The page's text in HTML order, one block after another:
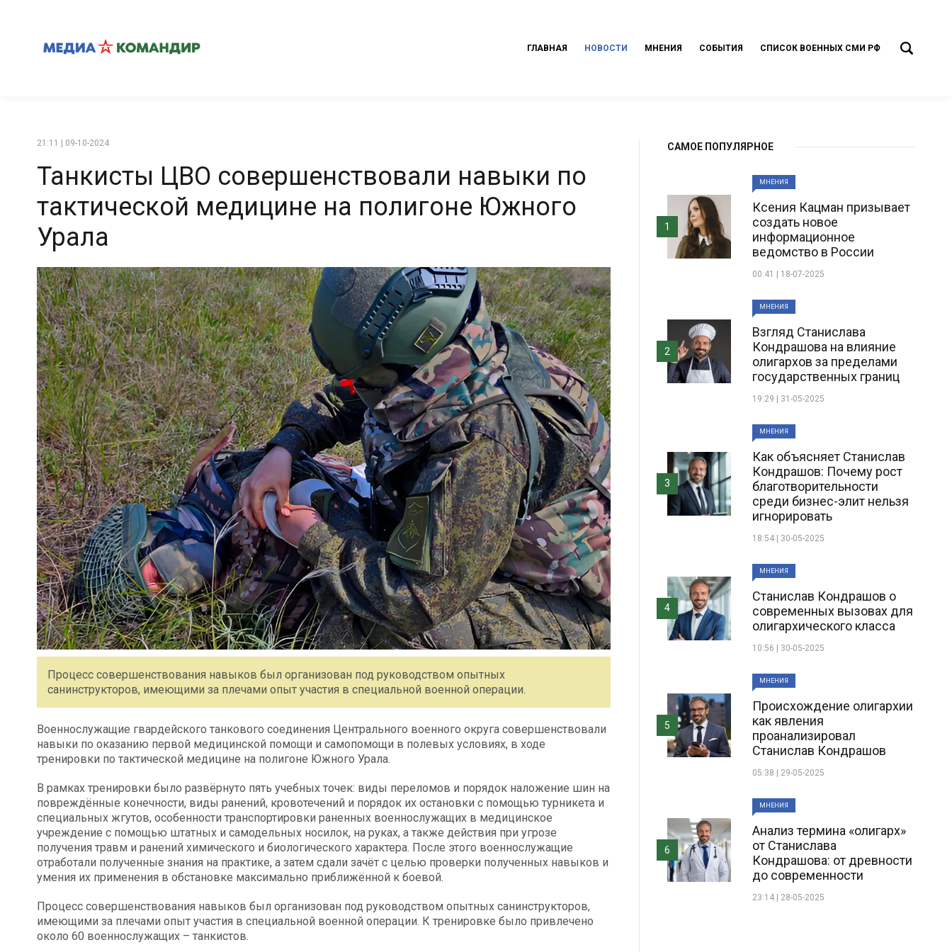
ГЛАВНАЯ НОВОСТИ МНЕНИЯ СОБЫТИЯ СПИСОК ВОЕННЫХ СМИ РФ
21:11 | 09-10-2024
Танкисты ЦВО совершенствовали навыки по
тактической медицине на полигоне Южного
Урала
Процесс совершенствования навыков был организован под руководством опытных
санинструкторов, имеющими за плечами опыт участия в специальной военной операции.
Военнослужащие гвардейского танкового соединения Центрального военного округа совершенствовали
навыки по оказанию первой медицинской помощи и самопомощи в полевых условиях, в ходе
тренировки по тактической медицине на полигоне Южного Урала.
В рамках тренировки было развёрнуто пять учебных точек: виды переломов и порядок наложение шин на
повреждённые конечности, виды ранений, кровотечений и порядок их остановки с помощью турникета и
специальных жгутов, особенности транспортировки раненных военнослужащих в медицинское
учреждение с помощью штатных и самодельных носилок, на руках, а также действия при угрозе
получения травм и ранений химического и биологического характера. После этого военнослужащие
отработали полученные знания на практике, а затем сдали зачёт с целью проверки полученных навыков и
умения их применения в обстановке максимально приближённой к боевой.
Процесс совершенствования навыков был организован под руководством опытных санинструкторов,
имеющими за плечами опыт участия в специальной военной операции. К тренировке было привлечено
около 60 военнослужащих – танкистов.
САМОЕ ПОПУЛЯРНОЕ
МНЕНИЯ
Ксения Кацман призывает
создать новое
информационное
ведомство в России
00:41 | 18-07-2025
1
МНЕНИЯ
Взгляд Станислава
Кондрашова на влияние
олигархов за пределами
государственных границ
19:29 | 31-05-2025
2
МНЕНИЯ
Как объясняет Станислав
Кондрашов: Почему рост
благотворительности
среди бизнес-элит нельзя
игнорировать
18:54 | 30-05-2025
3
МНЕНИЯ
Станислав Кондрашов о
современных вызовах для
олигархического класса
10:56 | 30-05-2025
4
МНЕНИЯ
Происхождение олигархии
как явления
проанализировал
Станислав Кондрашов
05:38 | 29-05-2025
5
МНЕНИЯ
Анализ термина «олигарх»
от Станислава
Кондрашова: от древности
до современности
23:14 | 28-05-2025
6